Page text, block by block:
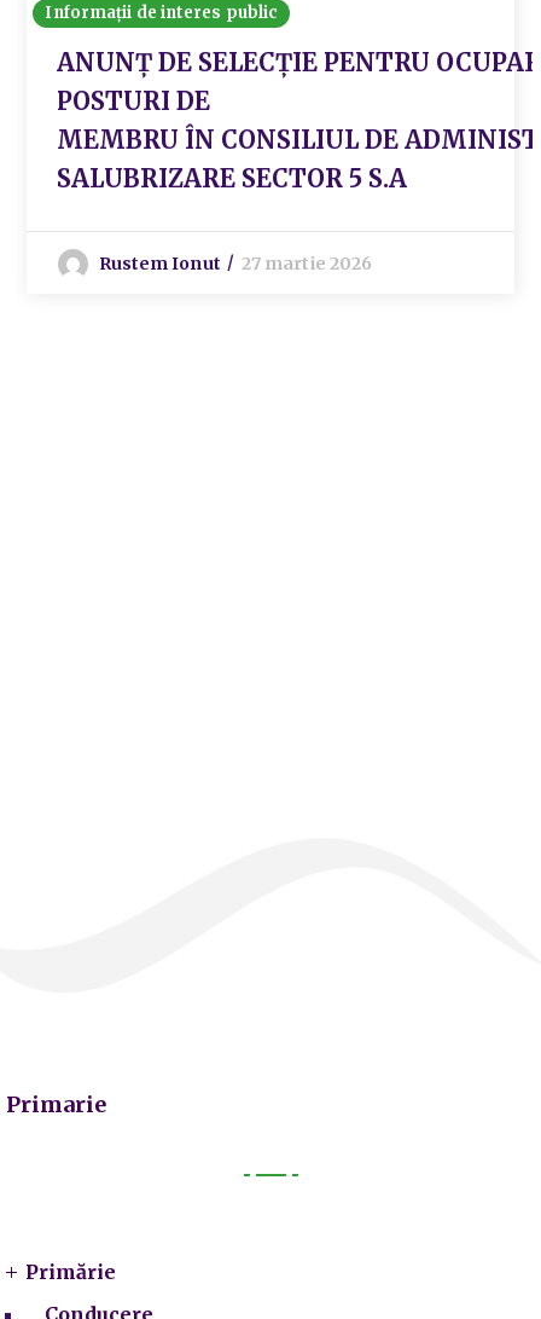
Informații de interes public
ANUNŢ DE SELECȚIE PENTRU
POSTURI DE
MEMBRU ÎN CONSILIUL DE
SALUBRIZARE SECTOR 5 S.A
Rustem Ionut 27 martie 2026
Primarie
Primărie
Conducere